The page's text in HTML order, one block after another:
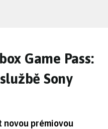
Game Pass:
Sony
novou prémiovou